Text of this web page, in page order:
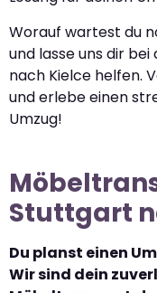
Worauf wartest du
und lasse uns dir
nach Kielce helfen.
und erlebe einen
Umzug!
Stuttgart
Du planst einen
Wir sind dein